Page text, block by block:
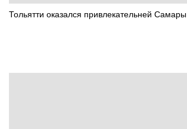
Тольятти оказался привлекательней Самары